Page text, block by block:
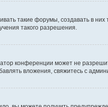
такие форумы, создавать в
такого разрешения.
конференции может не
вложения, свяжитесь с